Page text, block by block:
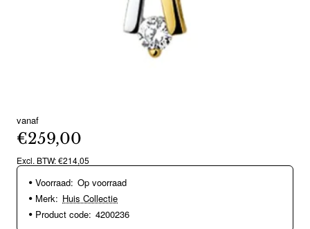
vanaf
€259,00
Excl. BTW: €214,05
Voorraad: Op voorraad
Merk: Huis Collectie
Product code: 4200236